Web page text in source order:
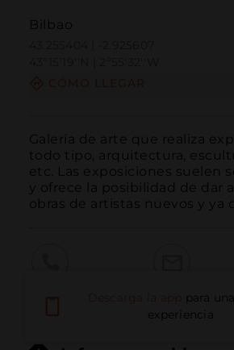
Bilbao
Galería de arte que realiza
todo tipo, arquitectura,
etc. Las exposiciones suelen
y ofrece la posibilidad de dar
obras de artistas nuevos y ya
Emailpara
experiencia